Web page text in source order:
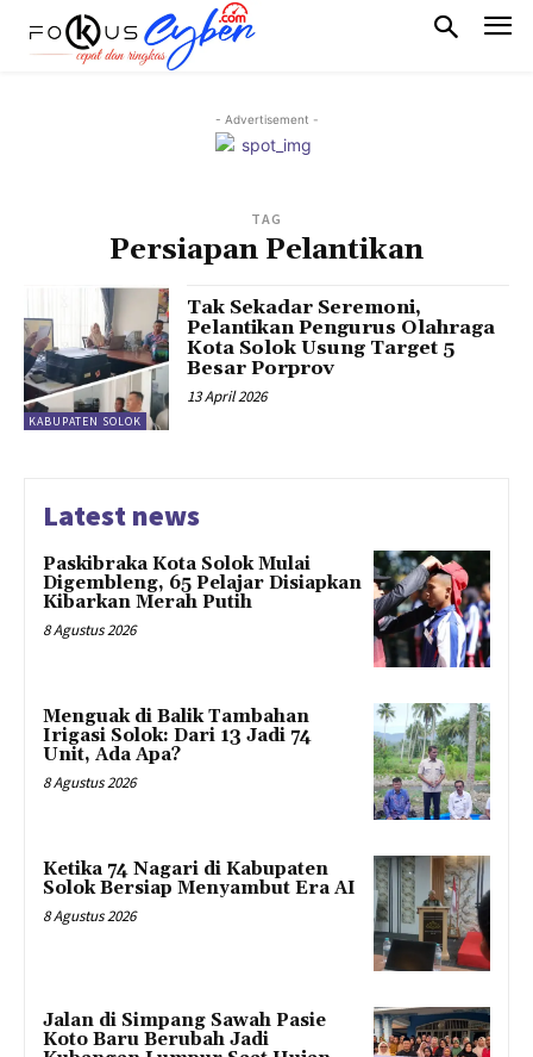
- Advertisement -
TAG
Persiapan Pelantikan
KABUPATEN SOLOK
Tak Sekadar Seremoni,
Pelantikan Pengurus Olahraga
Kota Solok Usung Target 5
Besar Porprov
13 April 2026
Latest news
Paskibraka Kota Solok Mulai
Digembleng, 65 Pelajar Disiapkan
Kibarkan Merah Putih
8 Agustus 2026
Menguak di Balik Tambahan
Irigasi Solok: Dari 13 Jadi 74
Unit, Ada Apa?
8 Agustus 2026
Ketika 74 Nagari di Kabupaten
Solok Bersiap Menyambut Era AI
8 Agustus 2026
Jalan di Simpang Sawah Pasie
Koto Baru Berubah Jadi